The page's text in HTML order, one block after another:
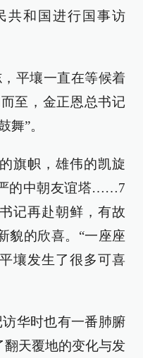
共和国进行国事访
平壤一直在等候着
至，金正恩总书记
舞”。
旗帜，雄伟的凯旋
的中朝友谊塔……7
记再赴朝鲜，有故
貌的欣喜。“一座座
壤发生了很多可喜
华时也有一番肺腑
翻天覆地的变化与发